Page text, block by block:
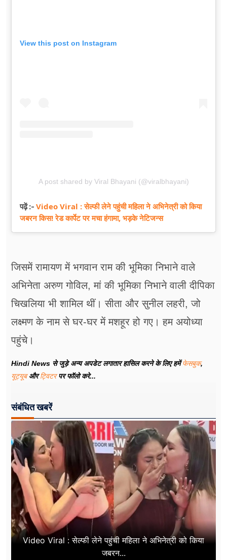
View this post on Instagram
A post shared by Viral Bhayani (@viralbhayani)
पढ़ें :- Video Viral : सेल्फी लेने पहुंची महिला ने अभिनेत्री को किया
जबरन किस! रेड कार्पेट पर मचा हंगामा, भड़के नेटिजन्स
जिसमें रामायण में भगवान राम की भूमिका निभाने वाले
अभिनेता अरुण गोविल, मां की भूमिका निभाने वाली दीपिका
चिखलिया भी शामिल थीं। सीता और सुनील लहरी, जो
लक्ष्मण के नाम से घर-घर में मशहूर हो गए। हम अयोध्या
पहुंचे।
Hindi News से जुड़े अन्य अपडेट लगातार हासिल करने के लिए हमेंफेसबुक,
यूट्यूबऔरट्विटरपर फॉलो करे...
संबंधित खबरें
Video Viral : सेल्फी लेने पहुंची महिला ने अभिनेत्री को किया
जबरन...